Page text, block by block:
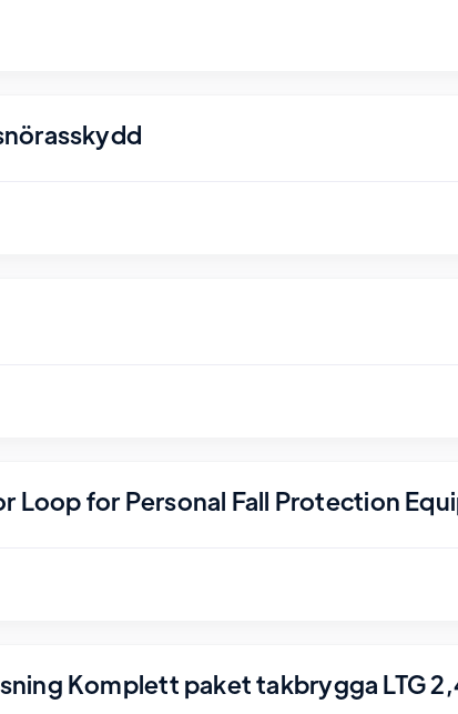
for Personal Fall Protection
Komplett paket takbrygga LTG